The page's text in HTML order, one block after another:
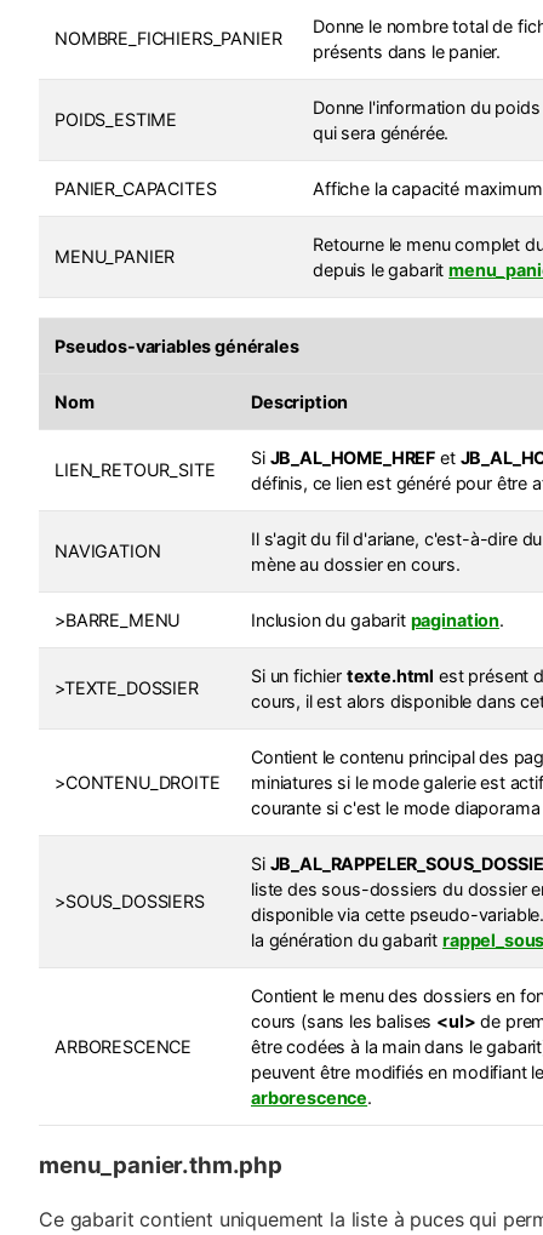
NOMBRE_FICHIERS_PANIER
Donne le nombre total de
présents dans le panier.
POIDS_ESTIME
Donne l'information du
qui sera générée.
PANIER_CAPACITES Affiche la capacité
MENU_PANIER
Retourne le menu complet
depuis le gabarit
Pseudos-variables générales
Nom Description
LIEN_RETOUR_SITE
Si JB_AL_HOME_HREF et
définis, ce lien est généré pour être
NAVIGATION
Il s'agit du fil d'ariane, c'est-à-dire
mène au dossier en cours.
>BARRE_MENU Inclusion du gabarit pagination.
>TEXTE_DOSSIER
Si un fichier texte.html est présent
cours, il est alors disponible dans
>CONTENU_DROITE
Contient le contenu principal des
miniatures si le mode galerie est
courante si c'est le mode
>SOUS_DOSSIERS
Si
liste des sous-dossiers du dossier
disponible via cette pseudo-
la génération du gabarit
ARBORESCENCE
Contient le menu des dossiers en
cours (sans les balises <ul> de
être codées à la main dans le
peuvent être modifiés en modifiant
arborescence.
menu_panier.thm.php
Ce gabarit contient uniquement la liste à puces qui